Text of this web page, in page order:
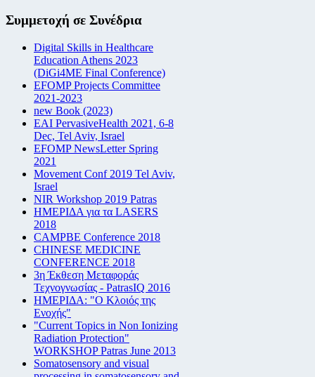
Συμμετοχή σε Συνέδρια
Digital Skills in Healthcare
Education Athens 2023
(DiGi4ME Final Conference)
EFOMP Projects Committee
2021-2023
new Book (2023)
EAI PervasiveHealth 2021, 6-8
Dec, Tel Aviv, Israel
EFOMP NewsLetter Spring
2021
Movement Conf 2019 Tel Aviv,
Israel
NIR Workshop 2019 Patras
ΗΜΕΡΙΔΑ για τα LASERS
2018
CAMPBE Conference 2018
CHINESE MEDICINE
CONFERENCE 2018
3η Έκθεση Μεταφοράς
Τεχνογνωσίας - PatrasIQ 2016
ΗΜΕΡΙΔΑ: "Ο Κλοιός της
Ενοχής"
"Current Topics in Non Ionizing
Radiation Protection"
WORKSHOP Patras June 2013
Somatosensory and visual